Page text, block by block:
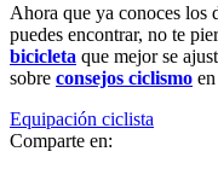
Ahora que ya conoces los
puedes encontrar, no te
bicicleta que mejor se
sobre consejos ciclismo
Equipación ciclista
Comparte en: